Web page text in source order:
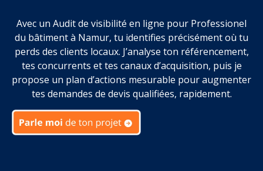
Avec un Audit de visibilité en ligne pour Professionel
du bâtiment à Namur, tu identifies précisément où tu
perds des clients locaux. J’analyse ton référencement,
tes concurrents et tes canaux d’acquisition, puis je
propose un plan d’actions mesurable pour augmenter
tes demandes de devis qualifiées, rapidement.